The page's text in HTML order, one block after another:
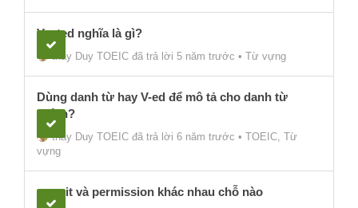
Vested nghĩa là gì?
thầy Duy TOEIC đã trả lời 5 năm trước • Từ vựng
Dùng danh từ hay V-ed để mô tả cho danh từ
chính?
thầy Duy TOEIC đã trả lời 6 năm trước • TOEIC, Từ
vựng
permit và permission khác nhau chỗ nào